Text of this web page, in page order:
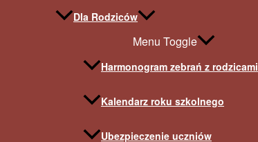
Dla Rodziców
Menu Toggle
Harmonogram zebrań z rodzicami
Kalendarz roku szkolnego
Ubezpieczenie uczniów